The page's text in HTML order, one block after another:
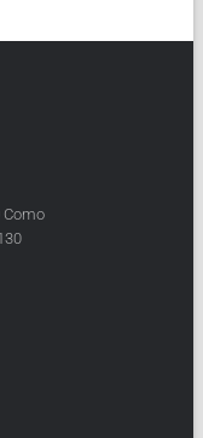
Como